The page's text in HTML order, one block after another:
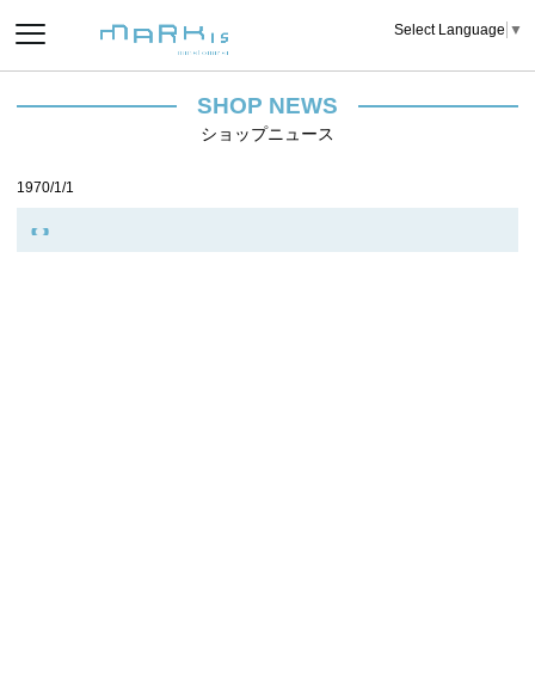
Select Language ▼
SHOP NEWS
ショップニュース
1970/1/1